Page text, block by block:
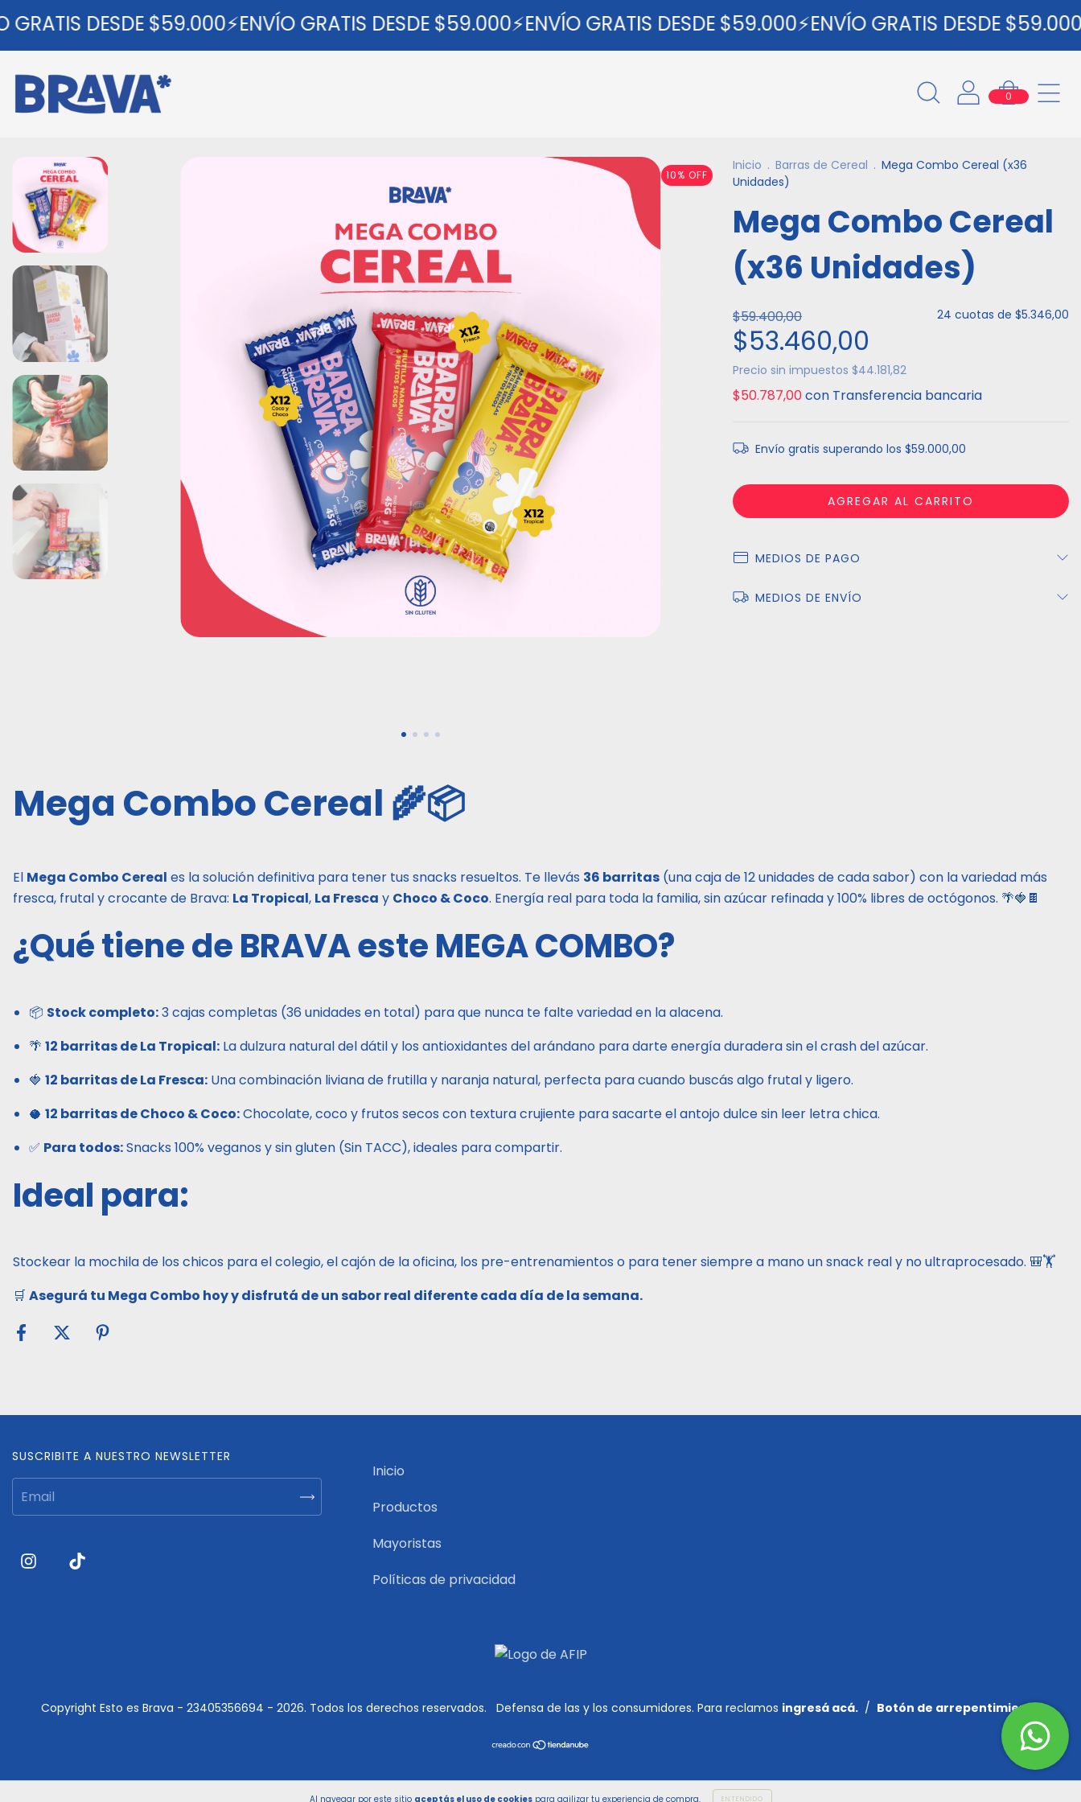
DESDE $59.000⚡ENVÍO GRATIS DESDE $59.000⚡ENVÍO GRATIS DESDE $59.000⚡ENVÍO GRATIS DESDE
0
Al navegar por este sitio aceptás el uso de cookiespara agilizar tu experiencia de compra. ENTENDIDO
10% OFF
Inicio . Barras de Cereal . Mega Combo Cereal (x36
Unidades)
Mega Combo Cereal
(x36 Unidades)
$59.400,00
$53.460,00
24 cuotas de $5.346,00
Precio sin impuestos $44.181,82
$50.787,00con Transferencia bancaria
Envío gratis superando los $59.000,00
MEDIOS DE PAGO
MEDIOS DE ENVÍO
Mega Combo Cereal 🌾📦
El Mega Combo Cereal es la solución definitiva para tener tus snacks resueltos. Te llevás 36 barritas (una caja de 12 unidades de cada sabor) con la variedad más
fresca, frutal y crocante de Brava: La Tropical, La Fresca y Choco & Coco. Energía real para toda la familia, sin azúcar refinada y 100% libres de octógonos. 🌴🍓🍫
¿Qué tiene de BRAVA este MEGA COMBO?
📦 Stock completo:3 cajas completas (36 unidades en total) para que nunca te falte variedad en la alacena.
🌴 12 barritas de La Tropical: La dulzura natural del dátil y los antioxidantes del arándano para darte energía duradera sin el crash del azúcar.
🍓 12 barritas de La Fresca: Una combinación liviana de frutilla y naranja natural, perfecta para cuando buscás algo frutal y ligero.
🥥 12 barritas de Choco & Coco:Chocolate, coco y frutos secos con textura crujiente para sacarte el antojo dulce sin leer letra chica.
✅ Para todos:Snacks 100% veganos y sin gluten (Sin TACC), ideales para compartir.
Ideal para:
Stockear la mochila de los chicos para el colegio, el cajón de la oficina, los pre-entrenamientos o para tener siempre a mano un snack real y no ultraprocesado. 🎒🏋️
🛒 Asegurá tu Mega Combo hoy y disfrutá de un sabor real diferente cada día de la semana.
SUSCRIBITE A NUESTRO NEWSLETTER
Inicio
Productos
Mayoristas
Políticas de privacidad
Copyright Esto es Brava - 23405356694 - 2026. Todos los derechos reservados. Defensa de las y los consumidores. Para reclamos ingresá acá. / Botón de arrepentimiento